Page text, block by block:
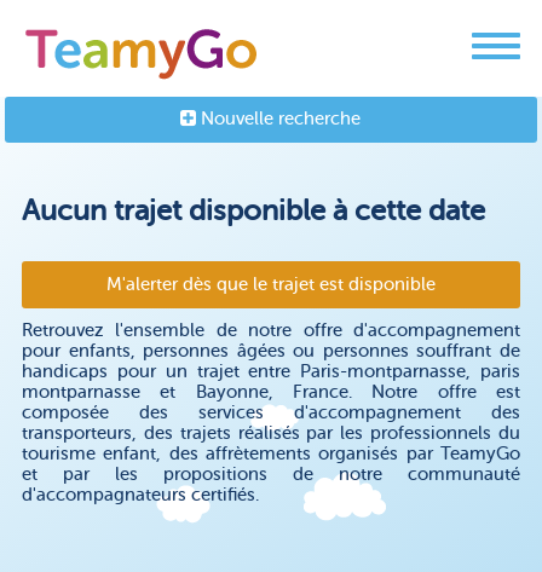
Nouvelle recherche
Aucun trajet disponible à cette date
M'alerter dès que le trajet est disponible
Retrouvez l'ensemble de notre offre d'accompagnement
pour enfants, personnes âgées ou personnes souffrant de
handicaps pour un trajet entre Paris-montparnasse, paris
montparnasse et Bayonne, France. Notre offre est
composée des services d'accompagnement des
transporteurs, des trajets réalisés par les professionnels du
tourisme enfant, des affrètements organisés par TeamyGo
et par les propositions de notre communauté
d'accompagnateurs certifiés.